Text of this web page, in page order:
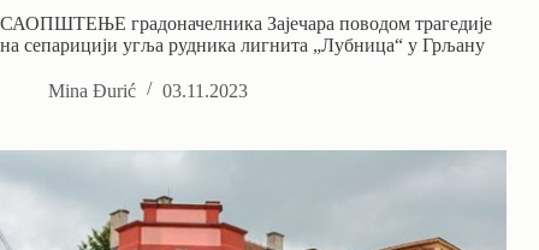
САОПШТЕЊЕ градоначелника Зајечара поводом трагедије
на сепарицији угља рудника лигнита „Лубница“ у Грљану
Mina Đurić 03.11.2023